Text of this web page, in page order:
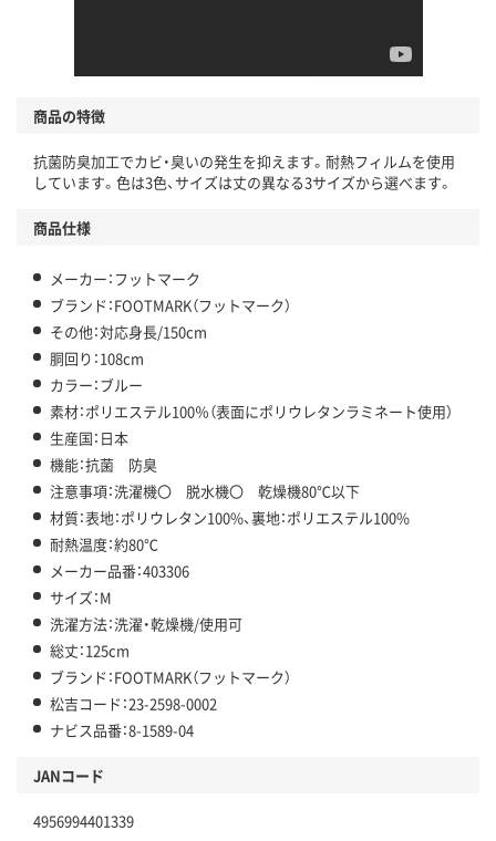
商品の特徴
抗菌防臭加工でカビ・臭いの発生を抑えます。耐熱フィルムを使用
しています。色は3色、サイズは丈の異なる3サイズから選べます。
商品仕様
メーカー：フットマーク
ブランド：FOOTMARK（フットマーク）
その他：対応身長/150cm
胴回り：108cm
カラー：ブルー
素材：ポリエステル100％（表面にポリウレタンラミネート使用）
生産国：日本
機能：抗菌 防臭
注意事項：洗濯機〇 脱水機〇 乾燥機80℃以下
材質：表地：ポリウレタン100%、裏地：ポリエステル100%
耐熱温度：約80℃
メーカー品番：403306
サイズ：M
洗濯方法：洗濯・乾燥機/使用可
総丈：125cm
ブランド：FOOTMARK（フットマーク）
松吉コード：23-2598-0002
ナビス品番：8-1589-04
JANコード
4956994401339